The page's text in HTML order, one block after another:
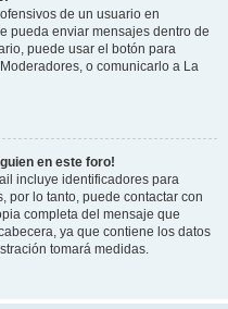
de un usuario en
pueda enviar mensajes dentro de
puede usar el botón para
o comunicarlo a La
en este foro!
incluye identificadores para
por lo tanto, puede contactar con
completa del mensaje que
ya que contiene los datos
tomará medidas.